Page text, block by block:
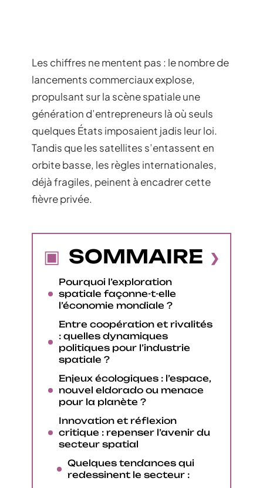
Les chiffres ne mentent pas : le nombre de
lancements commerciaux explose,
propulsant sur la scène spatiale une
génération d’entrepreneurs là où seuls
quelques États imposaient jadis leur loi.
Tandis que les satellites s’entassent en
orbite basse, les règles internationales,
déjà fragiles, peinent à encadrer cette
fièvre privée.
SOMMAIRE
Pourquoi l’exploration
spatiale façonne-t-elle
l’économie mondiale ?
Entre coopération et rivalités
: quelles dynamiques
politiques pour l’industrie
spatiale ?
Enjeux écologiques : l’espace,
nouvel eldorado ou menace
pour la planète ?
Innovation et réflexion
critique : repenser l’avenir du
secteur spatial
Quelques tendances qui
redessinent le secteur :